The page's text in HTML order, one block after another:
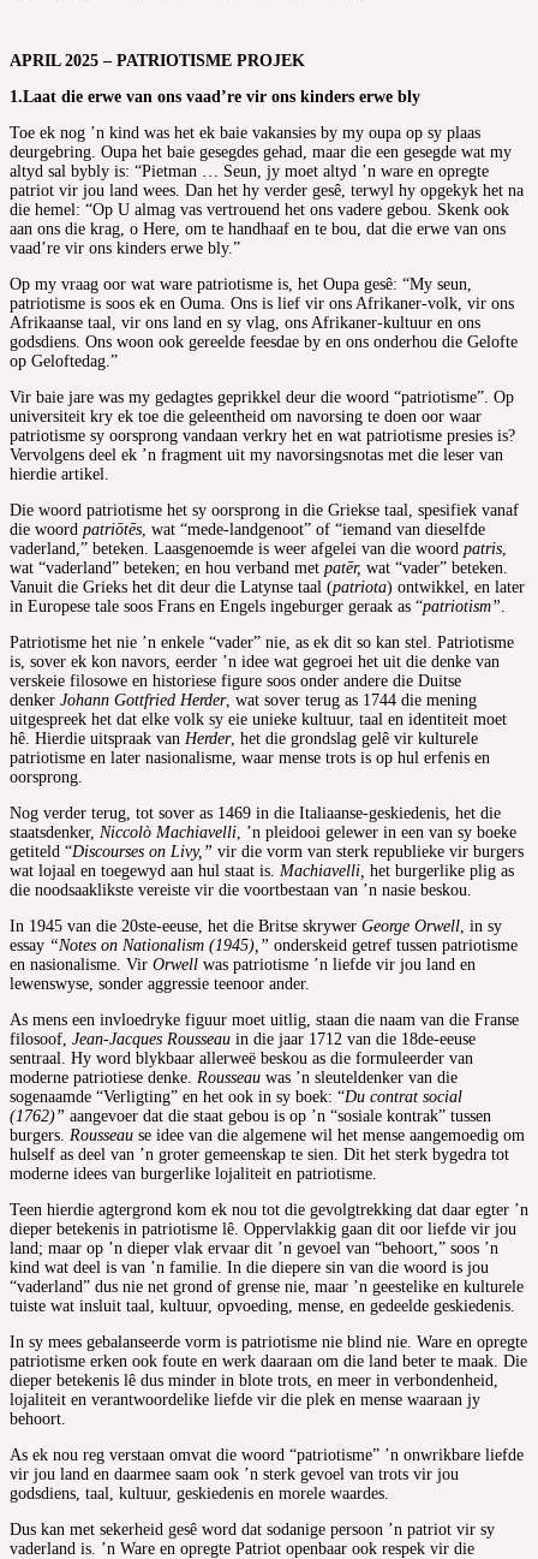
APRIL 2025 – PATRIOTISME PROJEK
1.Laat die erwe van ons vaad’re vir ons kinders erwe bly
Toe ek nog ’n kind was het ek baie vakansies by my oupa op sy plaas
deurgebring. Oupa het baie gesegdes gehad, maar die een gesegde wat my
altyd sal bybly is: “Pietman … Seun, jy moet altyd ’n ware en opregte
patriot vir jou land wees. Dan het hy verder gesê, terwyl hy opgekyk het na
die hemel: “Op U almag vas vertrouend het ons vadere gebou. Skenk ook
aan ons die krag, o Here, om te handhaaf en te bou, dat die erwe van ons
vaad’re vir ons kinders erwe bly.”
Op my vraag oor wat ware patriotisme is, het Oupa gesê: “My seun,
patriotisme is soos ek en Ouma. Ons is lief vir ons Afrikaner-volk, vir ons
Afrikaanse taal, vir ons land en sy vlag, ons Afrikaner-kultuur en ons
godsdiens. Ons woon ook gereelde feesdae by en ons onderhou die Gelofte
op Geloftedag.”
Vir baie jare was my gedagtes geprikkel deur die woord “patriotisme”. Op
universiteit kry ek toe die geleentheid om navorsing te doen oor waar
patriotisme sy oorsprong vandaan verkry het en wat patriotisme presies is?
Vervolgens deel ek ’n fragment uit my navorsingsnotas met die leser van
hierdie artikel.
Die woord patriotisme het sy oorsprong in die Griekse taal, spesifiek vanaf
die woord patriōtēs, wat “mede-landgenoot” of “iemand van dieselfde
vaderland,” beteken. Laasgenoemde is weer afgelei van die woord patris,
wat “vaderland” beteken; en hou verband met patēr, wat “vader” beteken.
Vanuit die Grieks het dit deur die Latynse taal (patriota) ontwikkel, en later
in Europese tale soos Frans en Engels ingeburger geraak as “patriotism”.
Patriotisme het nie ’n enkele “vader” nie, as ek dit so kan stel. Patriotisme
is, sover ek kon navors, eerder ’n idee wat gegroei het uit die denke van
verskeie filosowe en historiese figure soos onder andere die Duitse
denker Johann Gottfried Herder, wat sover terug as 1744 die mening
uitgespreek het dat elke volk sy eie unieke kultuur, taal en identiteit moet
hê. Hierdie uitspraak van Herder, het die grondslag gelê vir kulturele
patriotisme en later nasionalisme, waar mense trots is op hul erfenis en
oorsprong.
Nog verder terug, tot sover as 1469 in die Italiaanse-geskiedenis, het die
staatsdenker, Niccolò Machiavelli, ’n pleidooi gelewer in een van sy boeke
getiteld “Discourses on Livy,” vir die vorm van sterk republieke vir burgers
wat lojaal en toegewyd aan hul staat is. Machiavelli, het burgerlike plig as
die noodsaaklikste vereiste vir die voortbestaan van ’n nasie beskou.
In 1945 van die 20ste-eeuse, het die Britse skrywer George Orwell, in sy
essay “Notes on Nationalism (1945),” onderskeid getref tussen patriotisme
en nasionalisme. Vir Orwell was patriotisme ’n liefde vir jou land en
lewenswyse, sonder aggressie teenoor ander.
As mens een invloedryke figuur moet uitlig, staan die naam van die Franse
filosoof, Jean-Jacques Rousseau in die jaar 1712 van die 18de-eeuse
sentraal. Hy word blykbaar allerweë beskou as die formuleerder van
moderne patriotiese denke. Rousseau was ’n sleuteldenker van die
sogenaamde “Verligting” en het ook in sy boek: “Du contrat social
(1762)” aangevoer dat die staat gebou is op ’n “sosiale kontrak” tussen
burgers. Rousseau se idee van die algemene wil het mense aangemoedig om
hulself as deel van ’n groter gemeenskap te sien. Dit het sterk bygedra tot
moderne idees van burgerlike lojaliteit en patriotisme.
Teen hierdie agtergrond kom ek nou tot die gevolgtrekking dat daar egter ’n
dieper betekenis in patriotisme lê. Oppervlakkig gaan dit oor liefde vir jou
land; maar op ’n dieper vlak ervaar dit ’n gevoel van “behoort,” soos ’n
kind wat deel is van ’n familie. In die diepere sin van die woord is jou
“vaderland” dus nie net grond of grense nie, maar ’n geestelike en kulturele
tuiste wat insluit taal, kultuur, opvoeding, mense, en gedeelde geskiedenis.
In sy mees gebalanseerde vorm is patriotisme nie blind nie. Ware en opregte
patriotisme erken ook foute en werk daaraan om die land beter te maak. Die
dieper betekenis lê dus minder in blote trots, en meer in verbondenheid,
lojaliteit en verantwoordelike liefde vir die plek en mense waaraan jy
behoort.
As ek nou reg verstaan omvat die woord “patriotisme” ’n onwrikbare liefde
vir jou land en daarmee saam ook ’n sterk gevoel van trots vir jou
godsdiens, taal, kultuur, geskiedenis en morele waardes.
Dus kan met sekerheid gesê word dat sodanige persoon ’n patriot vir sy
vaderland is. ’n Ware en opregte Patriot openbaar ook respek vir die